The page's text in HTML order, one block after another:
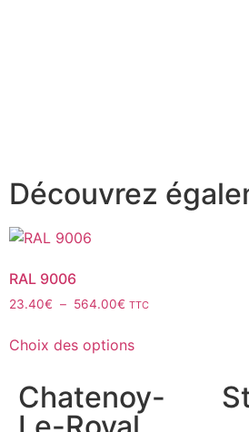
Découvrez
RAL 9006
23.40€ – 564.00€ TTC
Choix des options
Chatenoy-